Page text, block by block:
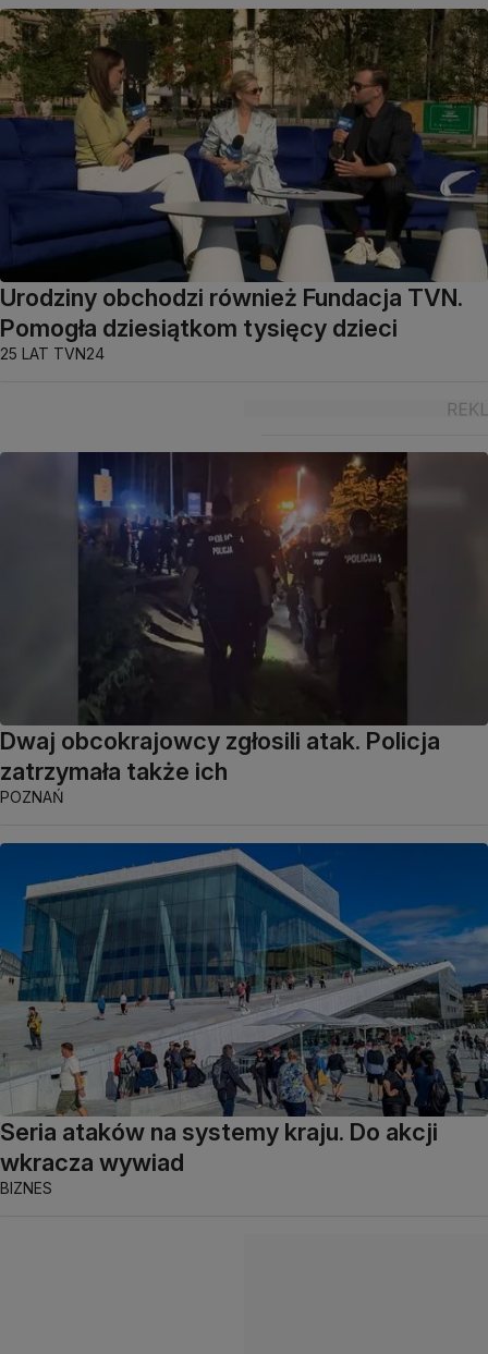
Urodziny obchodzi również Fundacja TVN.
Pomogła dziesiątkom tysięcy dzieci
25 LAT TVN24
Dwaj obcokrajowcy zgłosili atak. Policja
zatrzymała także ich
POZNAŃ
Seria ataków na systemy kraju. Do akcji
wkracza wywiad
BIZNES